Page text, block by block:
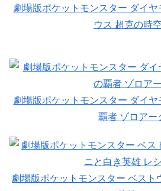
劇場版ポケットモンスター ダイ
ウス 超克の時
劇場版ポケットモンスター ダイ
覇者 ゾロアー
劇場版ポケットモンスター ベスト